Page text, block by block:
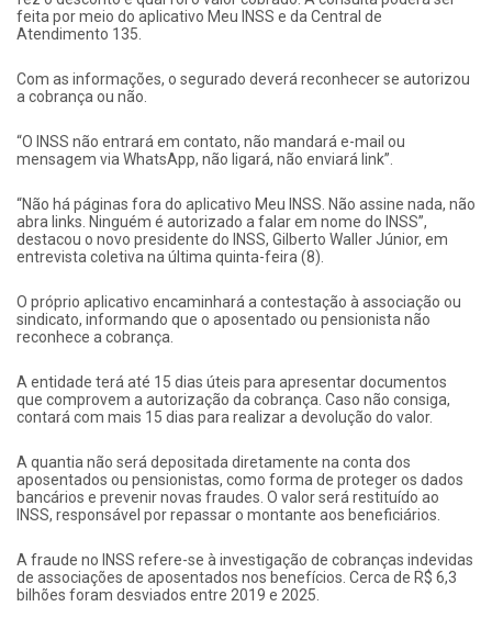
feita por meio do aplicativo Meu INSS e da Central de
Atendimento 135.
Com as informações, o segurado deverá reconhecer se autorizou
a cobrança ou não.
“O INSS não entrará em contato, não mandará e-mail ou
mensagem via WhatsApp, não ligará, não enviará link”.
“Não há páginas fora do aplicativo Meu INSS. Não assine nada, não
abra links. Ninguém é autorizado a falar em nome do INSS”,
destacou o novo presidente do INSS, Gilberto Waller Júnior, em
entrevista coletiva na última quinta-feira (8).
O próprio aplicativo encaminhará a contestação à associação ou
sindicato, informando que o aposentado ou pensionista não
reconhece a cobrança.
A entidade terá até 15 dias úteis para apresentar documentos
que comprovem a autorização da cobrança. Caso não consiga,
contará com mais 15 dias para realizar a devolução do valor.
A quantia não será depositada diretamente na conta dos
aposentados ou pensionistas, como forma de proteger os dados
bancários e prevenir novas fraudes. O valor será restituído ao
INSS, responsável por repassar o montante aos beneficiários.
A fraude no INSS refere-se à investigação de cobranças indevidas
de associações de aposentados nos benefícios. Cerca de R$ 6,3
bilhões foram desviados entre 2019 e 2025.